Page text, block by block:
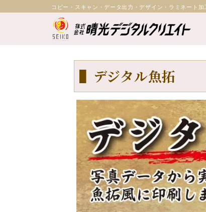
コピー・スキャン・データ出力・デザイン・ラミネート
▌デジタル魚拓